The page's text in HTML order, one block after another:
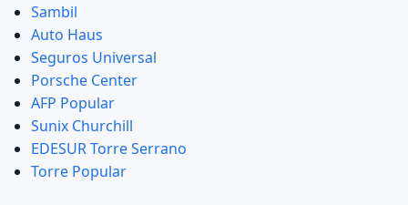
Sambil
Auto Haus
Seguros Universal
Porsche Center
AFP Popular
Sunix Churchill
EDESUR Torre Serrano
Torre Popular